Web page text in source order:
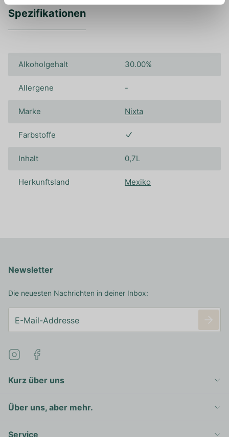
Spezifikationen
Alkoholgehalt 30.00%
Allergene -
Marke Nixta
Farbstoffe
Inhalt 0,7L
Herkunftsland Mexiko
Kurz über uns
Über uns, aber mehr.
Service
Newsletter
Die neuesten Nachrichten in deiner Inbox: